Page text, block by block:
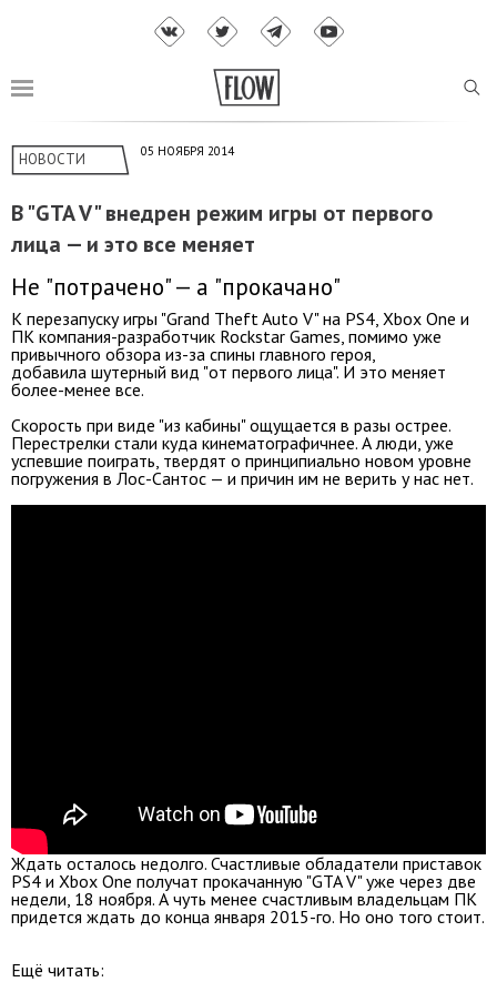
НОВОСТИ 05 НОЯБРЯ 2014
В "GTA V" внедрен режим игры от первого
лица — и это все меняет
Не "потрачено" — а "прокачано"
К перезапуску игры "Grand Theft Auto V" на PS4, Xbox One и
ПК компания-разработчик Rockstar Games, помимо уже
привычного обзора из-за спины главного героя,
добавила шутерный вид "от первого лица". И это меняет
более-менее все.
Скорость при виде "из кабины" ощущается в разы острее.
Перестрелки стали куда кинематографичнее. А люди, уже
успевшие поиграть, твердят о принципиально новом уровне
погружения в Лос-Сантос — и причин им не верить у нас нет.
Ждать осталось недолго. Счастливые обладатели приставок
PS4 и Xbox One получат прокачанную "GTA V" уже через две
недели, 18 ноября. А чуть менее счастливым владельцам ПК
придется ждать до конца января 2015-го. Но оно того стоит.
Ещё читать: